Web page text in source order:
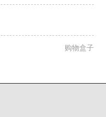
购物盒子